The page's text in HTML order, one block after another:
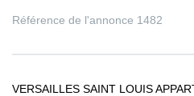
Référence de l'annonce 1482
VERSAILLES SAINT LOUIS